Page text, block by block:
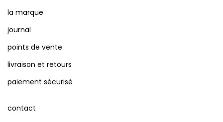
la marque
journal
points de vente
livraison et retours
paiement sécurisé
contact